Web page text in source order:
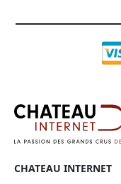
CHATEAU INTERNET